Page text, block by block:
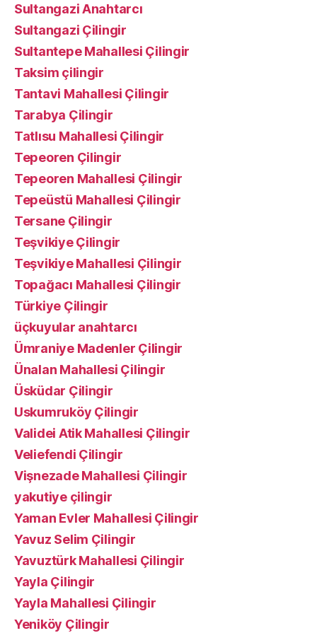
Sultangazi Anahtarcı
Sultangazi Çilingir
Sultantepe Mahallesi Çilingir
Taksim çilingir
Tantavi Mahallesi Çilingir
Tarabya Çilingir
Tatlısu Mahallesi Çilingir
Tepeoren Çilingir
Tepeoren Mahallesi Çilingir
Tepeüstü Mahallesi Çilingir
Tersane Çilingir
Teşvikiye Çilingir
Teşvikiye Mahallesi Çilingir
Topağacı Mahallesi Çilingir
Türkiye Çilingir
üçkuyular anahtarcı
Ümraniye Madenler Çilingir
Ünalan Mahallesi Çilingir
Üsküdar Çilingir
Uskumruköy Çilingir
Validei Atik Mahallesi Çilingir
Veliefendi Çilingir
Vişnezade Mahallesi Çilingir
yakutiye çilingir
Yaman Evler Mahallesi Çilingir
Yavuz Selim Çilingir
Yavuztürk Mahallesi Çilingir
Yayla Çilingir
Yayla Mahallesi Çilingir
Yeniköy Çilingir